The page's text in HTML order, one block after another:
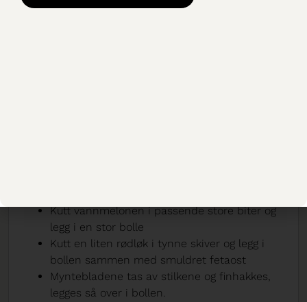
120 gram fetaost, smuldret
Kutt vannmelonen i passende store biter og
legg i en stor bolle
Kutt en liten rødløk i tynne skiver og legg i
bollen sammen med smuldret fetaost
Myntebladene tas av stilkene og finhakkes,
legges så over i bollen.